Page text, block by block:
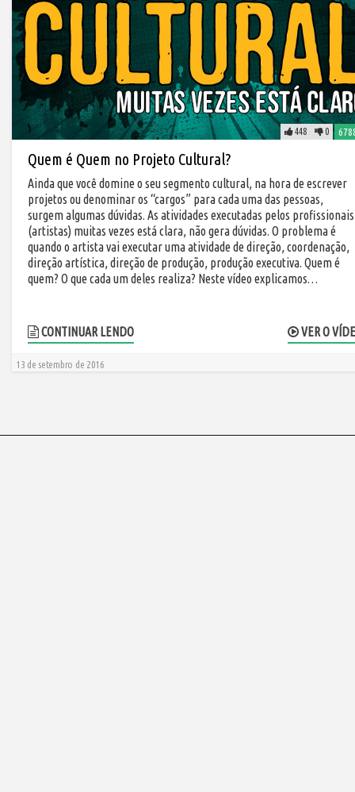
0
448
Quem é Quem no Projeto Cultural?
Ainda que você domine o seu segmento cultural, na hora de escrever
projetos ou denominar os “cargos” para cada uma das pessoas,
surgem algumas dúvidas. As atividades executadas pelos profissionais
(artistas) muitas vezes está clara, não gera dúvidas. O problema é
quando o artista vai executar uma atividade de direção, coordenação,
direção artística, direção de produção, produção executiva. Quem é
quem? O que cada um deles realiza? Neste vídeo explicamos…
CONTINUAR LENDO VER O
13 de setembro de 2016